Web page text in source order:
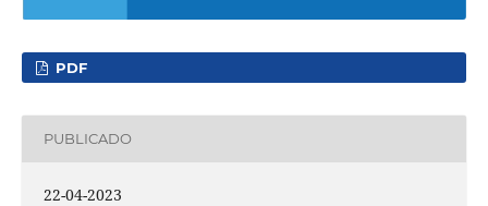
PDF
PUBLICADO
22-04-2023